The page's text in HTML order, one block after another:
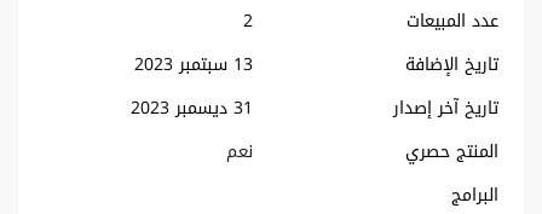
عدد المبيعات
2
تاريخ الإضافة
13 سبتمبر 2023
تاريخ آخر إصدار
31 ديسمبر 2023
المنتج حصري
نعم
البرامج